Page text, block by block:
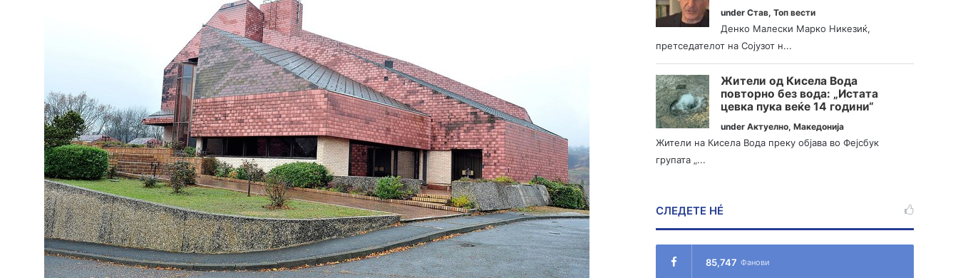
underСтав,Топ вести
Денко Малески Марко Никезиќ,
претседателот на Сојузот н...
Жители од Кисела Вода
повторно без вода: „Истата
цевка пука веќе 14 години“
underАктуелно,Македонија
Жители на Кисела Вода преку објава во Фејсбук
групата „...
СЛЕДЕТЕ НÉ
85,747 Фанови